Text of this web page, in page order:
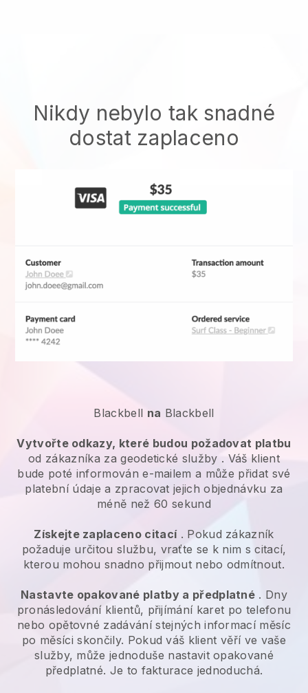
Nikdy nebylo tak snadné
dostat zaplaceno
Blackbell na Blackbell
Vytvořte odkazy, které budou požadovat platbu
od zákazníka zageodetické služby . Váš klient
bude poté informován e-mailem a může přidat své
platební údaje a zpracovat jejich objednávku za
méně než 60 sekund
Získejte zaplaceno citací. Pokud zákazník
požaduje určitou službu, vraťte se k nim s citací,
kterou mohou snadno přijmout nebo odmítnout.
Nastavte opakované platby a předplatné . Dny
pronásledování klientů, přijímání karet po telefonu
nebo opětovné zadávání stejných informací měsíc
po měsíci skončily. Pokud váš klient věří ve vaše
služby, může jednoduše nastavit opakované
předplatné. Je to fakturace jednoduchá.